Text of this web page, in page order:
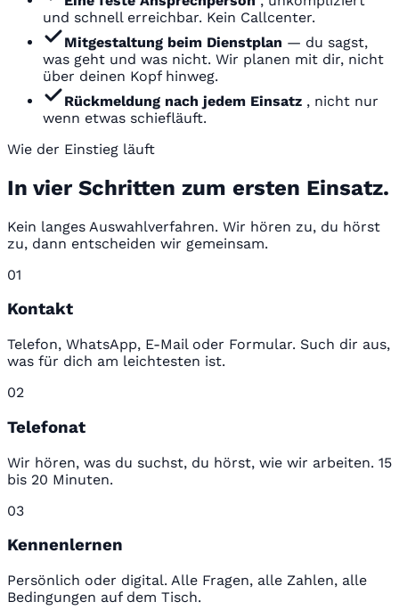
und schnell erreichbar. Kein Callcenter.
Mitgestaltung beim Dienstplan — du sagst,
was geht und was nicht. Wir planen mit dir, nicht
über deinen Kopf hinweg.
Rückmeldung nach jedem Einsatz , nicht nur
wenn etwas schiefläuft.
Wie der Einstieg läuft
In vier Schritten zum ersten Einsatz.
Kein langes Auswahlverfahren. Wir hören zu, du hörst
zu, dann entscheiden wir gemeinsam.
01
Kontakt
Telefon, WhatsApp, E-Mail oder Formular. Such dir aus,
was für dich am leichtesten ist.
02
Telefonat
Wir hören, was du suchst, du hörst, wie wir arbeiten. 15
bis 20 Minuten.
03
Kennenlernen
Persönlich oder digital. Alle Fragen, alle Zahlen, alle
Bedingungen auf dem Tisch.